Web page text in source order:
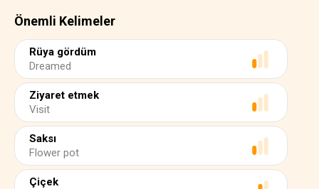
Önemli Kelimeler
Rüya gördüm
Dreamed
Ziyaret etmek
Visit
Saksı
Flower pot
Çiçek